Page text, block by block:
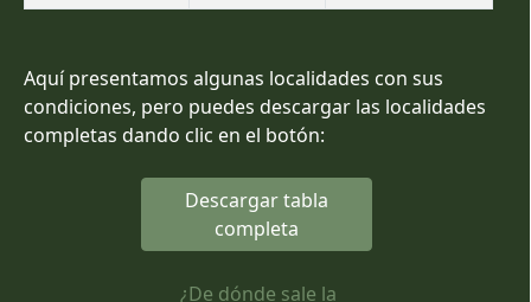
Aquí presentamos algunas localidades con sus
condiciones, pero puedes descargar las localidades
completas dando clic en el botón:
Descargar tabla
completa
¿De dónde sale la